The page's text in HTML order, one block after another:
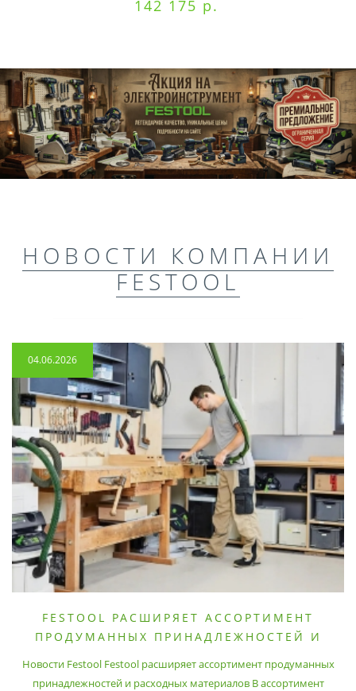
142 175 р.
НОВОСТИ КОМПАНИИ
FESTOOL
04.06.2026
FESTOOL РАСШИРЯЕТ АССОРТИМЕНТ
ПРОДУМАННЫХ ПРИНАДЛЕЖНОСТЕЙ И
Новости Festool Festool расширяет ассортимент продуманных
принадлежностей и расходных материалов В ассортимент